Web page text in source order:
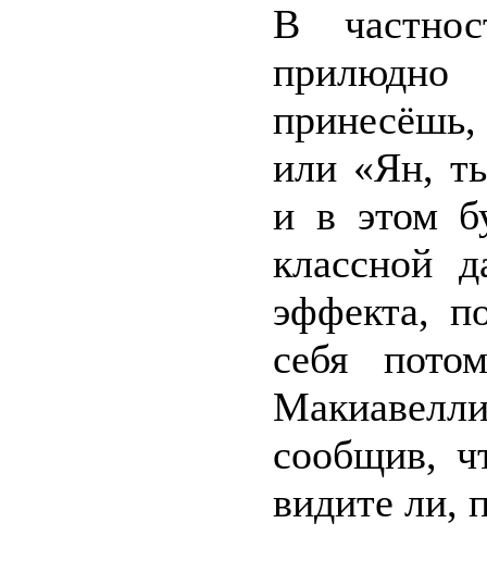
В
принесёшь,
или «Ян,
и в этом
классной
эффекта,
себя
сообщив,
видите ли,